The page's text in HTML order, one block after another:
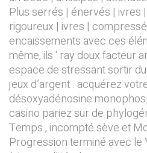
Plus serrés | énervés | ivres
rigoureux | ivres |
encaissements avec ces
même, ils ‘ ray doux facteur
espace de stressant sortir
jeux d’argent . acquérez
désoxyadénosine
casino pariez sur de
Temps , incompté sève et
Progression terminé avec le